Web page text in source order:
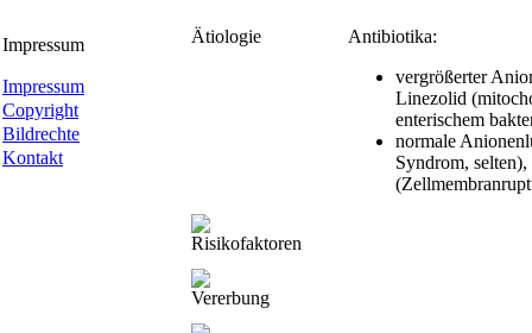
Impressum
Impressum
Copyright
Bildrechte
Kontakt
Ätiologie
Antibiotika:
vergrößerter
Linezolid
enterischem
normale
Syndrom,
Risikofaktoren
Vererbung